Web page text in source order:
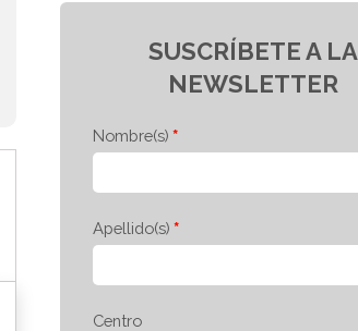
SUSCRÍBETE A LA
NEWSLETTER
Nombre(s)
Apellido(s)
Centro